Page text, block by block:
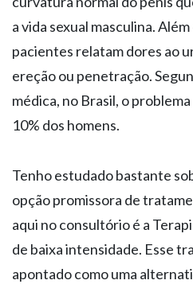
a vida sexual masculina.
pacientes relatam dores ao
ereção ou penetração.
médica, no Brasil, o
10% dos homens.
Tenho estudado bastante
opção promissora de
aqui no consultório é a
de baixa intensidade. Esse
apontado como uma